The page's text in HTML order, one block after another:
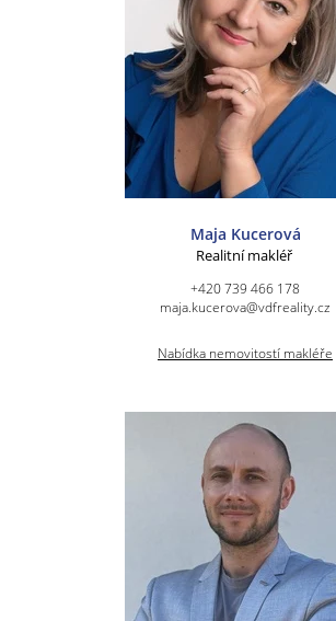
Maja Kucerová
Realitní makléř
+420 739 466 178
maja.kucerova@vdfreality.cz
Nabídka nemovitostí makléře